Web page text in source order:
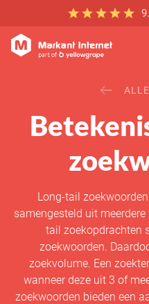
Long-tail
samengesteld uit
tail zoekopdrachten
zoekwoorden.
zoekvolume. Een
wanneer deze uit 3 of
zoekwoorden bieden een